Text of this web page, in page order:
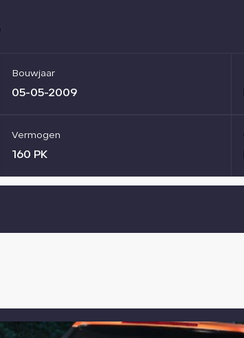
Bouwjaar
05-05-2009
Vermogen
160 PK